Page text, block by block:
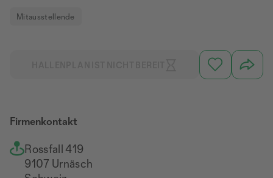
Mitausstellende
Firmenkontakt
Rossfall 419
9107 Urnäsch